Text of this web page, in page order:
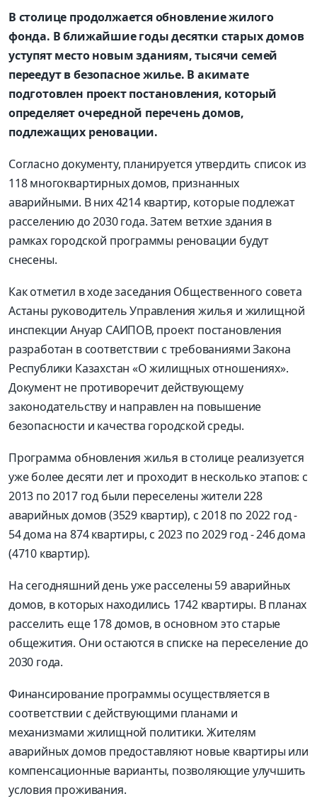
В столице продолжается обновление жилого
фонда. В ближайшие годы десятки старых домов
уступят место новым зданиям, тысячи семей
переедут в безопасное жилье. В акимате
подготовлен проект постановления, который
определяет очередной перечень домов,
подлежащих реновации.
Согласно документу, планируется утвердить список из
118 многоквартирных домов, признанных
аварийными. В них 4214 квартир, которые подлежат
расселению до 2030 года. Затем ветхие здания в
рамках городской программы реновации будут
снесены.
Как отметил в ходе заседания Общественного совета
Астаны руководитель Управления жилья и жилищной
инспекции Ануар САИПОВ, проект постановления
разработан в соответствии с требованиями Закона
Республики Казахстан «О жилищных отношениях».
Документ не противоречит действующему
законодательству и направлен на повышение
безопасности и качества городской среды.
Программа обновления жилья в столице реализуется
уже более десяти лет и проходит в несколько этапов: с
2013 по 2017 год были переселены жители 228
аварийных домов (3529 квартир), с 2018 по 2022 год -
54 дома на 874 квартиры, с 2023 по 2029 год - 246 дома
(4710 квартир).
На сегодняшний день уже расселены 59 аварийных
домов, в которых находились 1742 квартиры. В планах
расселить еще 178 домов, в основном это старые
общежития. Они остаются в списке на переселение до
2030 года.
Финансирование программы осуществляется в
соответствии с действующими планами и
механизмами жилищной политики. Жителям
аварийных домов предоставляют новые квартиры или
компенсационные варианты, позволяющие улучшить
условия проживания.